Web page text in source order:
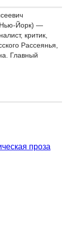
Нью-Йорк) —
критик,
Рассеянья,
Главный
проза